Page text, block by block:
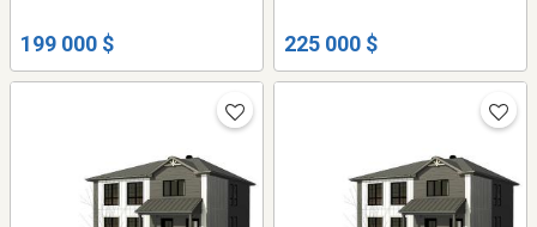
199 000 $ 225 000 $